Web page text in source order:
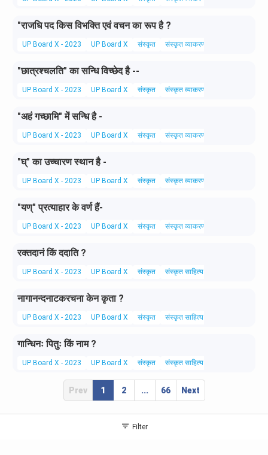
"राजधि पद किस विभक्ति एवं वचन का रूप है ?
UP Board X - 2023 UP Board X संस्कृत संस्कृत व्याकरण
"छात्रश्चलति" का सन्धि विच्छेद है --
UP Board X - 2023 UP Board X संस्कृत संस्कृत व्याकरण
"अहं गच्छामि" में सन्धि है -
UP Board X - 2023 UP Board X संस्कृत संस्कृत व्याकरण
"घ्" का उच्चारण स्थान है -
UP Board X - 2023 UP Board X संस्कृत संस्कृत व्याकरण
"यण्" प्रत्याहार के वर्ण हैं-
UP Board X - 2023 UP Board X संस्कृत संस्कृत व्याकरण
रक्तदानं किं ददाति ?
UP Board X - 2023 UP Board X संस्कृत संस्कृत साहित्य
नागानन्दनाटकरचना केन कृता ?
UP Board X - 2023 UP Board X संस्कृत संस्कृत साहित्य
गान्धिनः पितुः किं नाम ?
UP Board X - 2023 UP Board X संस्कृत संस्कृत साहित्य
Prev 1 2 ... 66 Next
Filter